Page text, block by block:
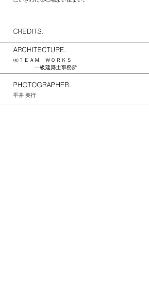
CREDITS.
ARCHITECTURE.
㈲ＴＥＡＭ ＷＯＲＫＳ
一級建築士事務所
PHOTOGRAPHER.
平井 美行